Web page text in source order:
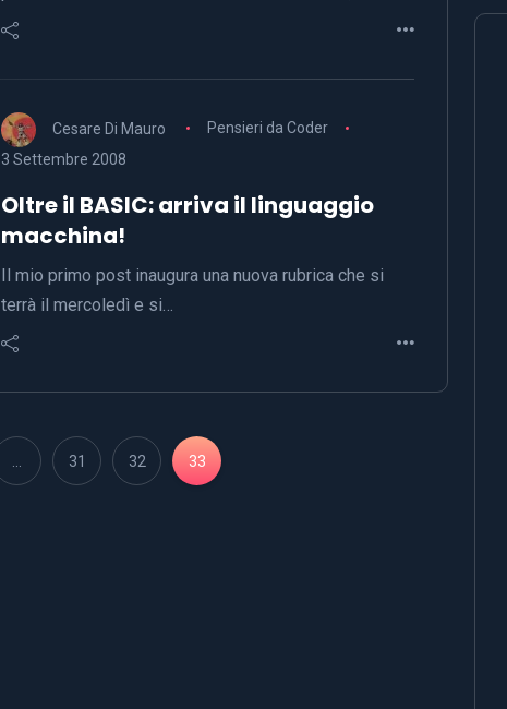
Cesare Di Mauro
Pensieri da Coder
3 Settembre 2008
Oltre il BASIC: arriva il linguaggio
macchina!
Il mio primo post inaugura una nuova rubrica che si
terrà il mercoledì e si…
31 32 33